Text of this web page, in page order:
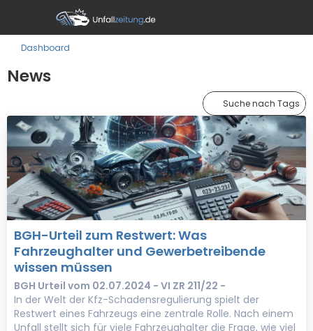
Dashboard
News
Suche nach Tags
BGH-Urteil zum Restwert: Was
Fahrzeughalter und Gewerbetreibende
wissen müssen
BGH Urteil vom 02.07.2024 - VI ZR 211/22 -
In der Welt der Kfz-Schadensregulierung spielt der
Restwert eines Fahrzeugs eine zentrale Rolle. Nach einem
Unfall stellt sich für viele Fahrzeughalter die Frage, wie viel